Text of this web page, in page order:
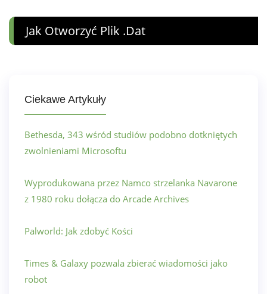
Jak Otworzyć Plik .dat
Ciekawe Artykuły
Bethesda, 343 wśród studiów podobno dotkniętych
zwolnieniami Microsoftu
Wyprodukowana przez Namco strzelanka Navarone
z 1980 roku dołącza do Arcade Archives
Palworld: Jak zdobyć Kości
Times & Galaxy pozwala zbierać wiadomości jako
robot